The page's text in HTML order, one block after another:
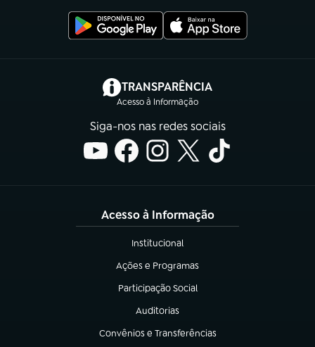
TRANSPARÊNCIA
Acesso à Informação
(abre em nova aba)
Siga-nos nas redes sociais
Acesso à Informação
Institucional
(abre em nova aba)
Ações e Programas
(abre em nova aba)
Participação Social
(abre em nova aba)
Auditorias
(abre em nova aba)
Convênios e Transferências
(abre em nova aba)